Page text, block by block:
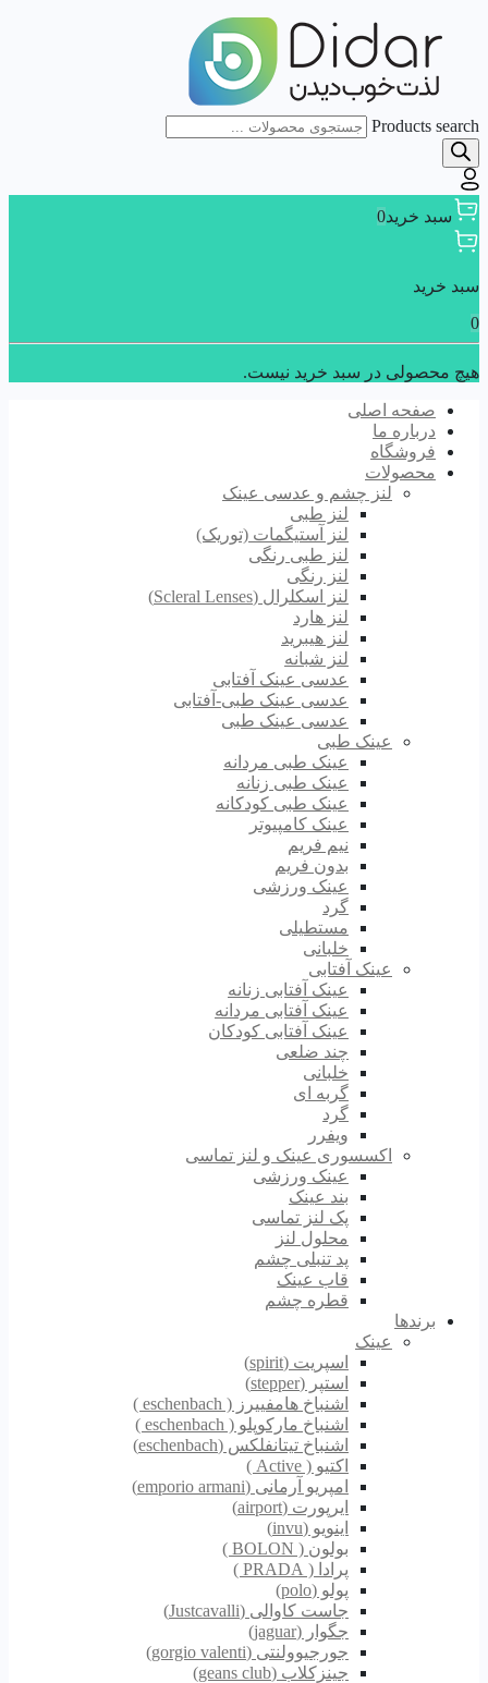
Products search
سبد خرید0
سبد خرید
0
هیچ محصولی در سبد خرید نیست.
صفحه اصلی
درباره ما
فروشگاه
محصولات
لنز چشم و عدسی عینک
لنز طبی
لنز آستیگمات (توریک)
لنز طبی رنگی
لنز رنگی
لنز اسکلرال (Scleral Lenses)
لنز هارد
لنز هیبرید
لنز شبانه
عدسی عینک آفتابی
عدسی عینک طبی-آفتابی
عدسی عینک طبی
عینک طبی
عینک طبی مردانه
عینک طبی زنانه
عینک طبی کودکانه
عینک کامپیوتر
نیم فریم
بدون فریم
عینک ورزشی
گرد
مستطیلی
خلبانی
عینک آفتابی
عینک آفتابی زنانه
عینک آفتابی مردانه
عینک آفتابی کودکان
چند ضلعی
خلبانی
گربه ای
گرد
ویفرر
اکسسوری عینک و لنز تماسی
عینک ورزشی
بند عینک
پک لنز تماسی
محلول لنز
پد تنبلی چشم
قاب عینک
قطره چشم
برندها
عینک
اسپریت (spirit)
استپر (stepper)
اشنباخ هامفییرز ( eschenbach )
اشنباخ مارکوپلو ( eschenbach )
اشنباخ تیتانفلکس (eschenbach)
اکتیو ( Active )
امپریو آرمانی (emporio armani)
ایرپورت (airport)
اینویو (invu)
بولون ( BOLON )
پرادا ( PRADA )
پولو (polo)
جاست کاوالی (Justcavalli)
جگوار (jaguar)
جورجیوولنتی (gorgio valenti)
جینزکلاب (geans club)